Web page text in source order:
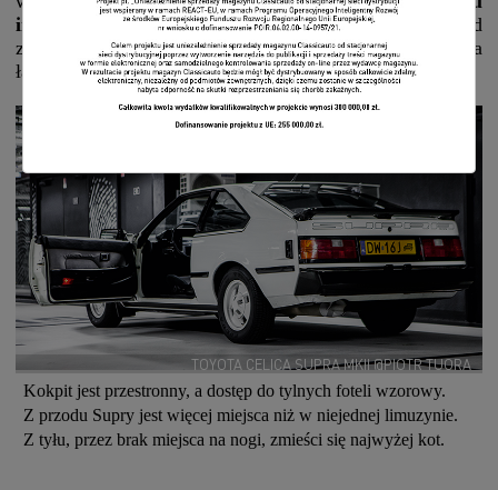
intuicyjne, jak na Toyotę przystało.Jej wygląd
zewnętrzny sugeruje sportowe ambicje, ale charakter ma
łagodny jak baranek.
TOYOTA CELICA SUPRA MKII @PIOTR TUORA
Kokpit jest przestronny, a dostęp do tylnych foteli wzorowy.
Z przodu Supry jest więcej miejsca niż w niejednej limuzynie.
Z tyłu, przez brak miejsca na nogi, zmieści się najwyżej kot.